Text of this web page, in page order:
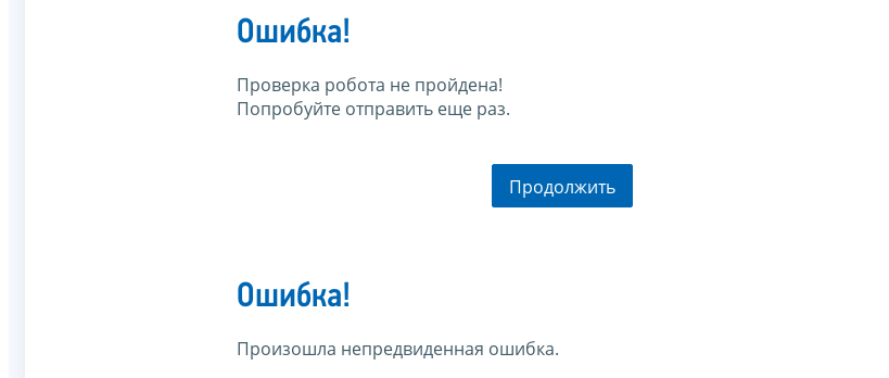
Ошибка!
Проверка робота не пройдена!
Попробуйте отправить еще раз.
Продолжить
Ошибка!
Произошла непредвиденная ошибка.